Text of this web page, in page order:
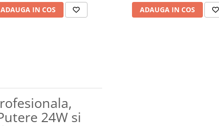
ADAUGA IN COS ADAUGA IN COS
24W si